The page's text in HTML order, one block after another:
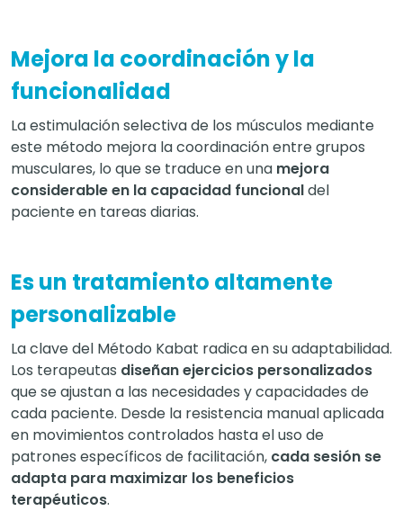
Mejora la coordinación y la
funcionalidad
La estimulación selectiva de los músculos mediante
este método mejora la coordinación entre grupos
musculares, lo que se traduce en una mejora
considerable en la capacidad funcionaldel
paciente en tareas diarias.
Es un tratamiento altamente
personalizable
La clave del Método Kabat radica en su adaptabilidad.
Los terapeutas diseñan ejercicios personalizados
que se ajustan a las necesidades y capacidades de
cada paciente. Desde la resistencia manual aplicada
en movimientos controlados hasta el uso de
patrones específicos de facilitación, cada sesión se
adapta para maximizar los beneficios
terapéuticos.